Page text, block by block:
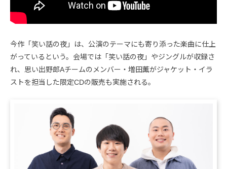
今作「笑い話の夜」は、公演のテーマにも寄り添った楽曲に仕上
がっているという。会場では「笑い話の夜」やジングルが収録さ
れ、思い出野郎Aチームのメンバー・増田薫がジャケット・イラ
ストを担当した限定CDの販売も実施される。